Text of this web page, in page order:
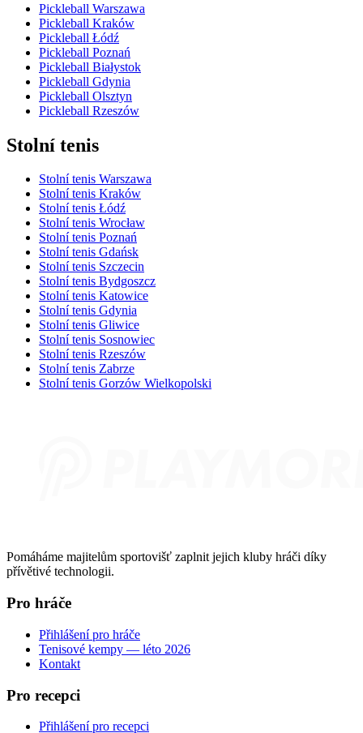
Pickleball Warszawa
Pickleball Kraków
Pickleball Łódź
Pickleball Poznań
Pickleball Białystok
Pickleball Gdynia
Pickleball Olsztyn
Pickleball Rzeszów
Stolní tenis
Stolní tenis Warszawa
Stolní tenis Kraków
Stolní tenis Łódź
Stolní tenis Wrocław
Stolní tenis Poznań
Stolní tenis Gdańsk
Stolní tenis Szczecin
Stolní tenis Bydgoszcz
Stolní tenis Katowice
Stolní tenis Gdynia
Stolní tenis Gliwice
Stolní tenis Sosnowiec
Stolní tenis Rzeszów
Stolní tenis Zabrze
Stolní tenis Gorzów Wielkopolski
Pomáháme majitelům sportovišť zaplnit jejich kluby hráči díky
přívětivé technologii.
Pro hráče
Přihlášení pro hráče
Tenisové kempy — léto 2026
Kontakt
Pro recepci
Přihlášení pro recepci